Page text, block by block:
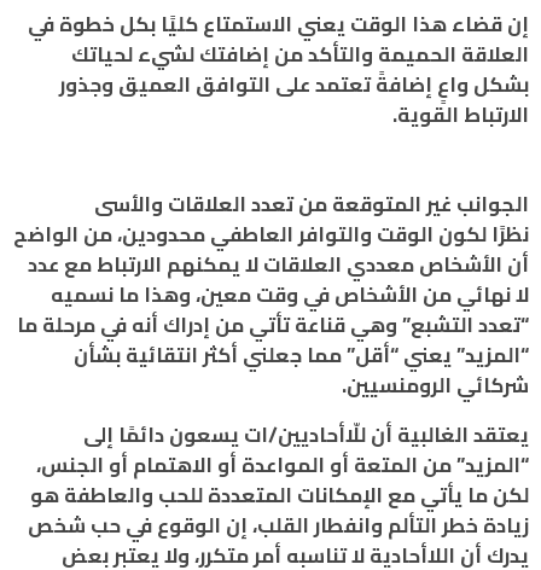
إن قضاء هذا الوقت يعني الاستمتاع كليًا بكل خطوة في
العلاقة الحميمة والتأكد من إضافتك لشيء لحياتك
بشكل واعٍ إضافةً تعتمد على التوافق العميق وجذور
الارتباط القوية.
الجوانب غير المتوقعة من تعدد العلاقات والأسى
نظرًا لكون الوقت والتوافر العاطفي محدودين، من الواضح
أن الأشخاص معددي العلاقات لا يمكنهم الارتباط مع عدد
لا نهائي من الأشخاص في وقت معين، وهذا ما نسميه
“تعدد التشبع” وهي قناعة تأتي من إدراك أنه في مرحلة ما
“المزيد” يعني “أقل” مما جعلني أكثر انتقائية بشأن
شركائي الرومنسيين.
يعتقد الغالبية أن للّاأحاديين/ات يسعون دائمًا إلى
“المزيد” من المتعة أو المواعدة أو الاهتمام أو الجنس،
لكن ما يأتي مع الإمكانات المتعددة للحب والعاطفة هو
زيادة خطر التألم وانفطار القلب، إن الوقوع في حب شخص
يدرك أن اللاأحادية لا تناسبه أمر متكرر، ولا يعتبر بعض